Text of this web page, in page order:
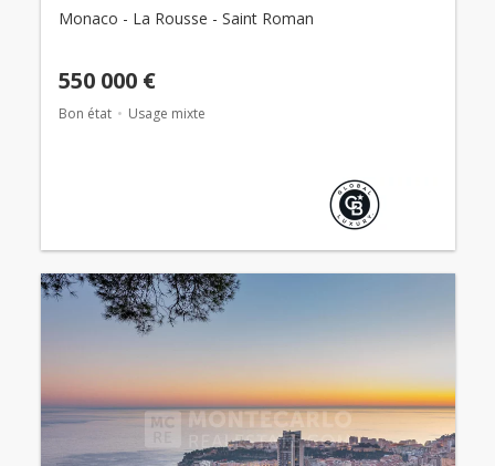
Monaco - La Rousse - Saint Roman
550 000 €
Bon état Usage mixte